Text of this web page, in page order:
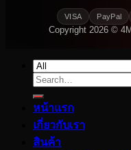
VISA PayPal
Copyright 2026 ©
Search
for:
หน้าแรก
เกี่ยวกับเรา
สินค้า